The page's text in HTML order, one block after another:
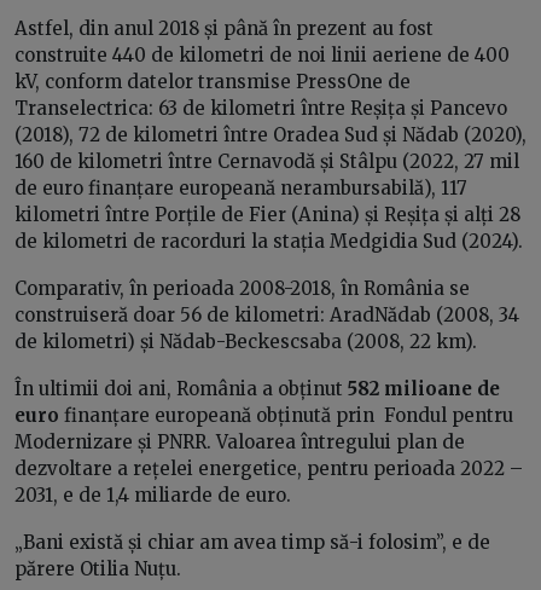
Astfel, din anul 2018 și până în prezent au fost
construite 440 de kilometri de noi linii aeriene de 400
kV, conform datelor transmise PressOne de
Transelectrica: 63 de kilometri între Reșița și Pancevo
(2018), 72 de kilometri între Oradea Sud și Nădab (2020),
160 de kilometri între Cernavodă și Stâlpu (2022, 27 mil
de euro finanțare europeană nerambursabilă), 117
kilometri între Porțile de Fier (Anina) și Reșița și alți 28
de kilometri de racorduri la stația Medgidia Sud (2024).
Comparativ, în perioada 2008-2018, în România se
construiseră doar 56 de kilometri: AradNădab (2008, 34
de kilometri) și Nădab-Beckescsaba (2008, 22 km).
În ultimii doi ani, România a obținut 582 milioane de
euro finanțare europeană obținută prin Fondul pentru
Modernizare și PNRR. Valoarea întregului plan de
dezvoltare a rețelei energetice, pentru perioada 2022 –
2031, e de 1,4 miliarde de euro.
„Bani există și chiar am avea timp să-i folosim”, e de
părere Otilia Nuțu.